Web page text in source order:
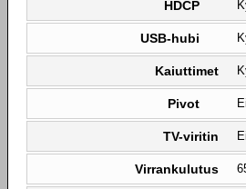
HDCP
USB-hubi
Kaiuttimet
Pivot Ei
TV-viritin
Virrankulutus